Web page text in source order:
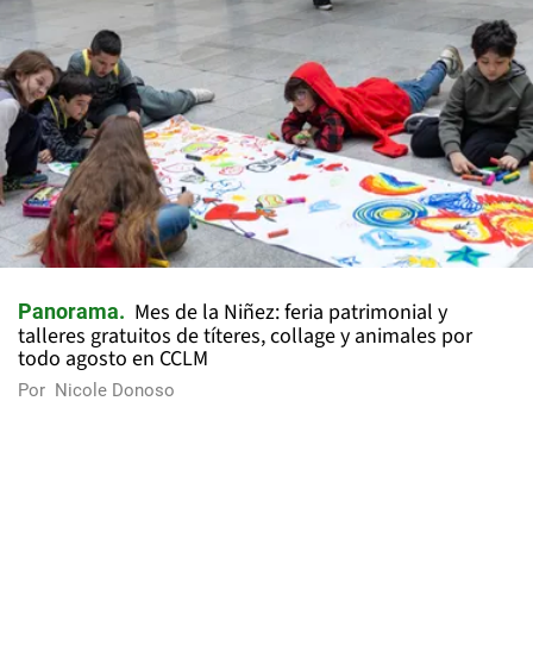
Panorama
Mes de la Niñez: feria patrimonial y
talleres gratuitos de títeres, collage y animales por
todo agosto en CCLM
Por Nicole Donoso